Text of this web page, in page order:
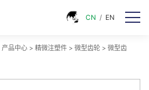
CN / EN
产品中心 > 精微注塑件 > 微型齿轮 > 微型齿